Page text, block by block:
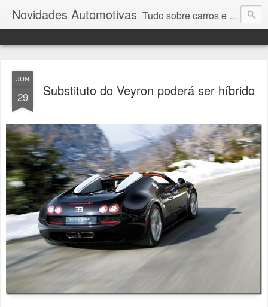
Novidades Automotivas Tudo sobre carros e motores
JUN
29 Substituto do Veyron poderá ser híbrido